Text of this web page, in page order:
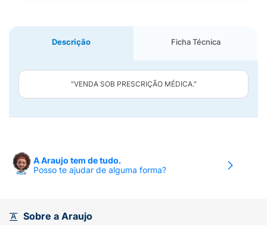
Descrição Ficha Técnica
"VENDA SOB PRESCRIÇÃO MÉDICA."
A Araujo tem de tudo.
Posso te ajudar de alguma forma?
Sobre a Araujo